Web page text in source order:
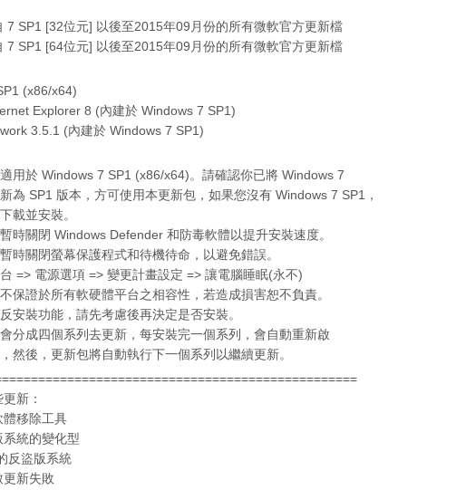
7 SP1 [32位元] 以後至2015年09月份的所有微軟官方更新檔
7 SP1 [64位元] 以後至2015年09月份的所有微軟官方更新檔
(x86/x64)
Explorer 8 (內建於 Windows 7 SP1)
3.5.1 (內建於 Windows 7 SP1)
用於 Windows 7 SP1 (x86/x64)。請確認你已將 Windows 7
為 SP1 版本，方可使用本更新包，如果您沒有 Windows 7 SP1 ，
載並安裝。
時關閉 Windows Defender 和防毒軟體以提升安裝速度。
時關閉螢幕保護程式和待機待命，以避免錯誤。
=> 電源選項 => 變更計畫設定 => 讓電腦睡眠(永不)
保證於所有軟硬體平台之相容性，若造成損害恕不負責。
安裝功能，請先考慮後再決定是否安裝。
分成四個系列去更新，每安裝完一個系列，會自動重新啟
然後，更新包將自動執行下一個系列以繼續更新。
新：
移除工具
統的變化型
反盜版系統
新失敗